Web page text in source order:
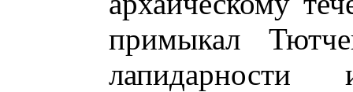
примыкал